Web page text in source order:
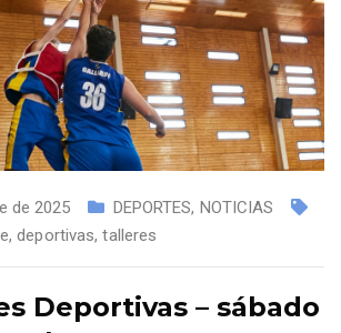
de 2025 DEPORTES, NOTICIAS
,deportivas,talleres
Deportivas – sábado